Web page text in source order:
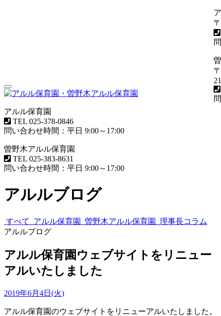
Toggle
navigation
アルル保育園
TEL 025-378-0846
問い合わせ時間：平日 9:00～17:00
曽野木アルル保育園
TEL 025-383-8631
問い合わせ時間：平日 9:00～17:00
アルルブログ
すべて アルル保育園 曽野木アルル保育園
理事長コラム
アルルブログ
アルル保育園ウェブサイトをリニュー
アルいたしました
2019年6月4日(火)
アルル保育園のウェブサイトをリニューアルいたしました。